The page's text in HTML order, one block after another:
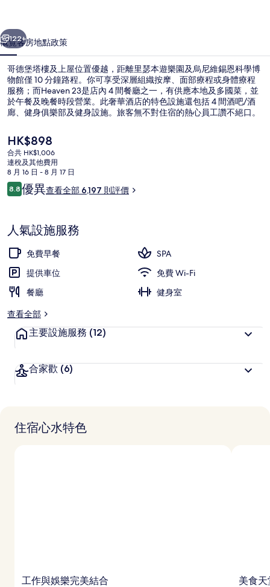
屋
相
片
集
個 下一個
122+
概覽客房地點政策
哥德堡塔樓及上屋位置優越，距離里瑟本遊樂園及烏尼維錫恩科學博
物館僅 10 分鐘路程。你可享受深層組織按摩、面部療程或身體療程
服務；而Heaven 23是店內 4 間餐廳之一，有供應本地及多國菜，並
於午餐及晚餐時段營業。此奢華酒店的特色設施還包括 4 間酒吧/酒
廊、健身俱樂部及健身設施。旅客無不對住宿的熱心員工讚不絕口。
堪地那維亞體育館電車站則在 6 分鐘路程外。
現
價
HK$898
HK$898
合共 HK$1,006
連稅及其他費用
8 月 16 日 - 8 月 17 日
評
價
8.88.8 分，滿分 10 分，
優異查看全部 6,197 則評價
人氣設施服務
免費早餐
SPA
提供車位
免費 Wi-Fi
餐廳
健身室
查看全部
主要設施服務 (12)
合家歡 (6)
住宿心水特色
工作與娛樂完美結合 美食天